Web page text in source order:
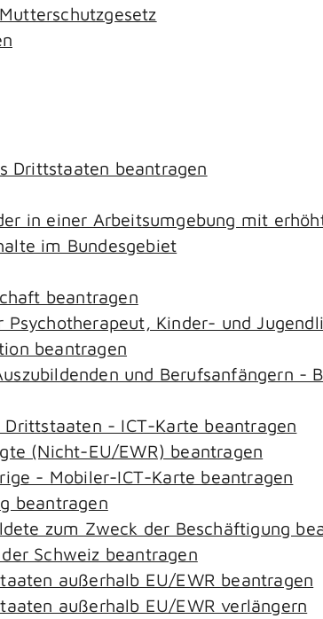
Drittstaaten beantragen
in einer Arbeitsumgebung mit
im Bundesgebiet
beantragen
Psychotherapeut, Kinder- und
beantragen
und Berufsanfängern -
- ICT-Karte beantragen
(Nicht-EU/EWR) beantragen
- Mobiler-ICT-Karte beantragen
beantragen
zum Zweck der Beschäftigung
Schweiz beantragen
außerhalb EU/EWR beantragen
außerhalb EU/EWR verlängern